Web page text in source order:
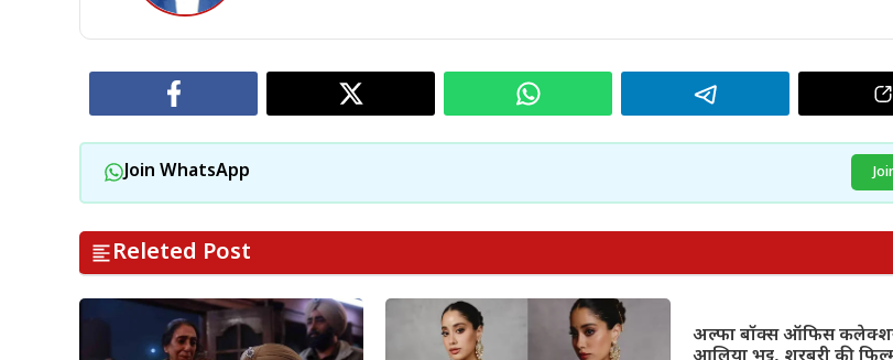
Join WhatsApp
Releted Post
अल्फा बॉक्स ऑफिस